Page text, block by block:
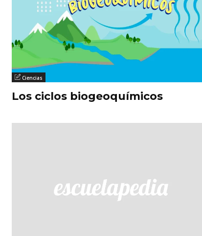
Ciencias
Los ciclos biogeoquímicos